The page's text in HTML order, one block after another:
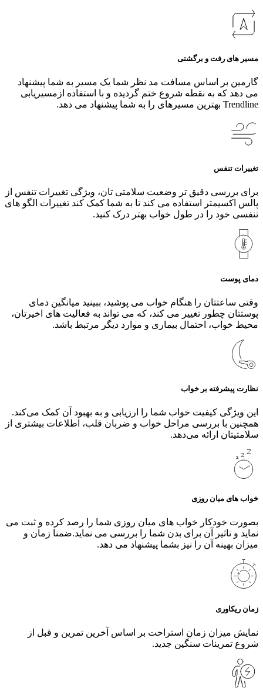
مسیر های رفت و برگشتی
گارمین بر اساس مسافت مد نظر شما یک مسیر به شما پیشنهاد
می دهد که به نقطه شروع ختم گردیده و با استفاده ازمسیریابی
Trendline بهترین مسیرهای را به شما پیشنهاد می دهد.
تغییرات تنفس
برای بررسی دقیق‌ تر وضعیت سلامتی‌ تان، ویژگی تغییرات تنفس از
پالس اکسیمتر استفاده می‌ کند تا به شما کمک کند تغییرات الگو های
تنفسی خود را در طول خواب بهتر درک کنید.
دمای پوست
وقتی ساعتتان را هنگام خواب می‌ پوشید، ببینید میانگین دمای
پوستتان چطور تغییر می‌ کند، که می‌ تواند به فعالیت‌ های اخیرتان،
محیط خواب، احتمال بیماری و موارد دیگر مرتبط باشد.
نظارت پیشرفته بر خواب
این ویژگی کیفیت خواب شما را ارزیابی و به بهبود آن کمک می‌کند.
همچنین با بررسی مراحل خواب و ضربان قلب، اطلاعات بیشتری از
سلامتیتان ارائه می‌دهد.
خواب های میان روزی
بصورت خودکار خواب های میان روزی شما را رصد کرده و ثبت می
نماید و تاثیر آن برای بدن شما را بررسی می نماید.ضمنا زمان و
میزان بهینه آن را نیز بشما پیشنهاد می دهد.
زمان ریکاوری
نمایش میزان زمان استراحت بر اساس آخرین تمرین و قبل از
شروع تمرینات سنگین جدید.